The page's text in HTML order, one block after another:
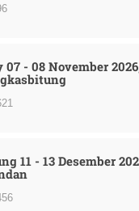
- 08 November
11 - 13 Desember